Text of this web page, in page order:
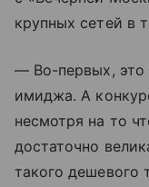
крупных сетей в
— Во-первых, это
имиджа. А
несмотря на то
достаточно
такого дешевого